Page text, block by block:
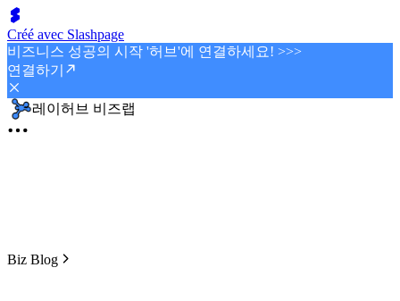
Créé avec Slashpage
비즈니스 성공의 시작 '허브'에 연결하세요! >>>
연결하기
레이허브 비즈랩
Biz Blog